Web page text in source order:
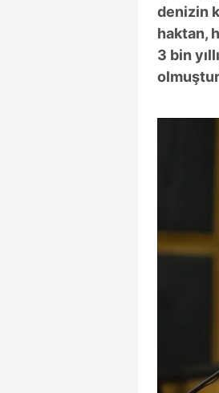
denizin
haktan,
3 bin